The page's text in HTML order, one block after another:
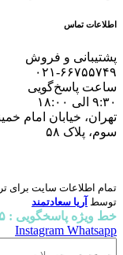
اطلاعات تماس
پشتیبانی و فروش
۰۲۱-۶۶۷۵۵۷۴۹
ساعت پاسخ‌گویی
۹:۳۰ الی ۱۸:۰۰
تهران، خیابان امام
سوم، پلاک ۵۸
تمام اطلاعات سایت برای
توسط آریا سعادتمند
خط ویژه پاسخگویی : ۰۹۱۲۰۹۰۶۶۰۵
Instagram Whatsapp